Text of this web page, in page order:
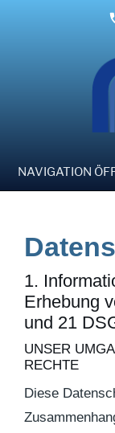
NAVIGATION
1.
Erhebung
und 21
UNSER
RECHTE
Diese